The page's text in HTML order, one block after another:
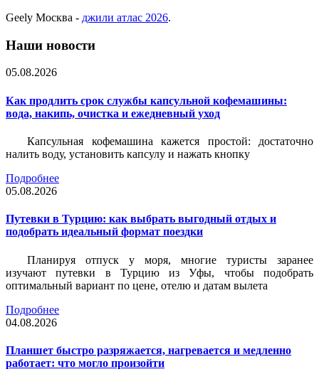
Geely Москва - джили атлас 2026.
Наши новости
05.08.2026
Как продлить срок службы капсульной кофемашины:
вода, накипь, очистка и ежедневный уход
Капсульная кофемашина кажется простой: достаточно
налить воду, установить капсулу и нажать кнопку
Подробнее
05.08.2026
Путевки в Турцию: как выбрать выгодный отдых и
подобрать идеальный формат поездки
Планируя отпуск у моря, многие туристы заранее
изучают путевки в Турцию из Уфы, чтобы подобрать
оптимальный вариант по цене, отелю и датам вылета
Подробнее
04.08.2026
Планшет быстро разряжается, нагревается и медленно
работает: что могло произойти